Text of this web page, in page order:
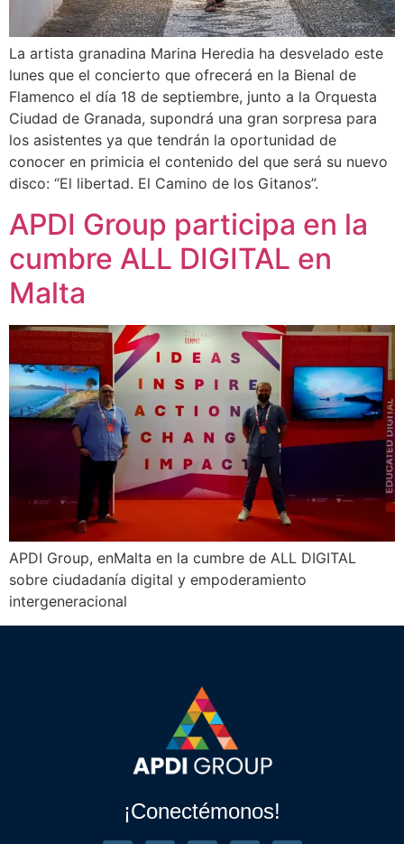
La artista granadina Marina Heredia ha desvelado este
lunes que el concierto que ofrecerá en la Bienal de
Flamenco el día 18 de septiembre, junto a la Orquesta
Ciudad de Granada, supondrá una gran sorpresa para
los asistentes ya que tendrán la oportunidad de
conocer en primicia el contenido del que será su nuevo
disco: “El libertad. El Camino de los Gitanos”.
APDI Group participa en la
cumbre ALL DIGITAL en
Malta
APDI Group, enMalta en la cumbre de ALL DIGITAL
sobre ciudadanía digital y empoderamiento
intergeneracional
¡Conectémonos!